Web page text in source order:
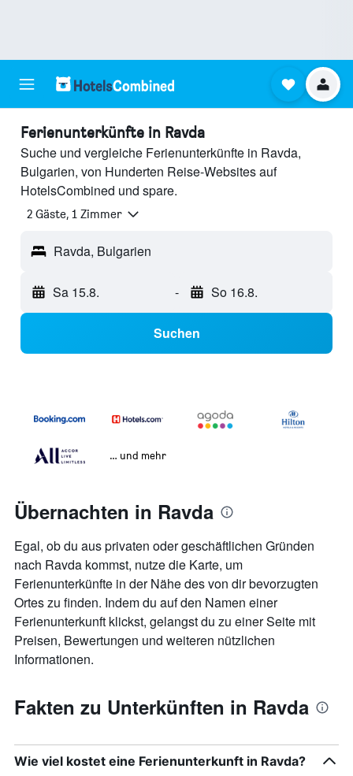
Ferienunterkünfte in Ravda
Suche und vergleiche Ferienunterkünfte in Ravda,
Bulgarien, von Hunderten Reise-Websites auf
HotelsCombined und spare.
2 Gäste, 1 Zimmer
Ravda, Bulgarien
Sa 15.8. - So 16.8.
Suchen
… und mehr
Übernachten in Ravda
Egal, ob du aus privaten oder geschäftlichen Gründen
nach Ravda kommst, nutze die Karte, um
Ferienunterkünfte in der Nähe des von dir bevorzugten
Ortes zu finden. Indem du auf den Namen einer
Ferienunterkunft klickst, gelangst du zu einer Seite mit
Preisen, Bewertungen und weiteren nützlichen
Informationen.
Fakten zu Unterkünften in Ravda
Wie viel kostet eine Ferienunterkunft in Ravda?